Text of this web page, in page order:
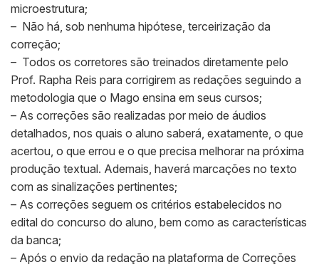
microestrutura;
– Não há, sob nenhuma hipótese, terceirização da
correção;
– Todos os corretores são treinados diretamente pelo
Prof. Rapha Reis para corrigirem as redações seguindo a
metodologia que o Mago ensina em seus cursos;
– As correções são realizadas por meio de áudios
detalhados, nos quais o aluno saberá, exatamente, o que
acertou, o que errou e o que precisa melhorar na próxima
produção textual. Ademais, haverá marcações no texto
com as sinalizações pertinentes;
– As correções seguem os critérios estabelecidos no
edital do concurso do aluno, bem como as características
da banca;
– Após o envio da redação na plataforma de Correções